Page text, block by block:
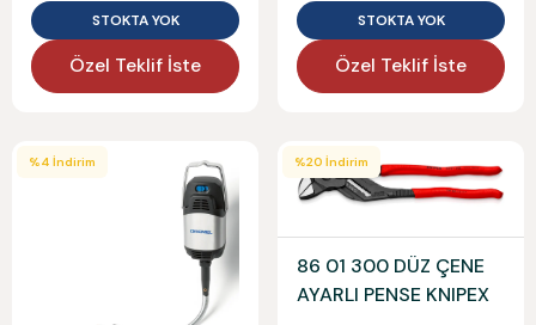
STOKTA YOK
Özel Teklif İste
STOKTA YOK
Özel Teklif İste
%4 İndirim %20 İndirim
86 01 300 DÜZ ÇENE
AYARLI PENSE KNIPEX